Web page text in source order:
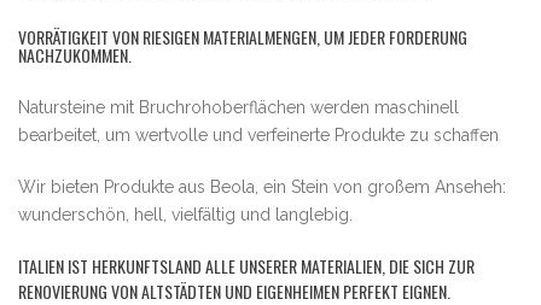
VORRÄTIGKEIT VON RIESIGEN MATERIALMENGEN, UM JEDER FORDERUNG
NACHZUKOMMEN.
Natursteine mit Bruchrohoberflächen werden maschinell
bearbeitet, um wertvolle und verfeinerte Produkte zu schaffen
Wir bieten Produkte aus Beola, ein Stein von großem Anseheh:
wunderschön, hell, vielfältig und langlebig.
ITALIEN IST HERKUNFTSLAND ALLE UNSERER MATERIALIEN, DIE SICH ZUR
RENOVIERUNG VON ALTSTÄDTEN UND EIGENHEIMEN PERFEKT EIGNEN.